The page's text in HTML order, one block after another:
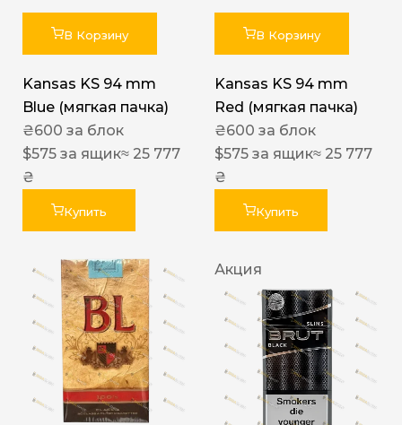
В Корзину
Kansas KS 94 mm
Blue (мягкая пачка)
₴600 за блок
$575 за ящик≈ 25 777
₴
Купить
В Корзину
Kansas KS 94 mm
Red (мягкая пачка)
₴600 за блок
$575 за ящик≈ 25 777
₴
Купить
Акция